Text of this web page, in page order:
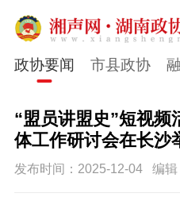
政协要闻 市县政协
“盟员讲盟史”短视频
体工作研讨会在长沙
发布时间：2025-12-04 编辑